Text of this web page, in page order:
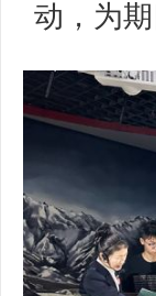
动，为